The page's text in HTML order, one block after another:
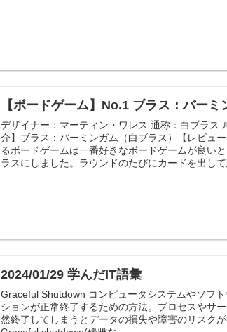
【ボードゲーム】No.1 ブラス：バーミ
デザイナー：マーティン・ワレス 通称：白ブラス
介】ブラス：バーミンガム（白ブラス）【レビュ
るボードゲームは一番好きなボードゲームが良い
ラスにしました。ラウンドのたびにカードを出して
2024/01/29 学んだIT語彙
Graceful Shutdown コンピュータシステムやソフ
ションが正常終了するための方法。プロセスやサ
然終了してしまうとデータの損失や障害のリスクが